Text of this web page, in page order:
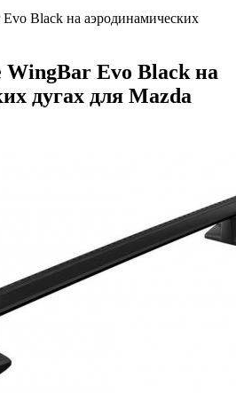
Black на аэродинамических
Evo Black на
дугах для Mazda